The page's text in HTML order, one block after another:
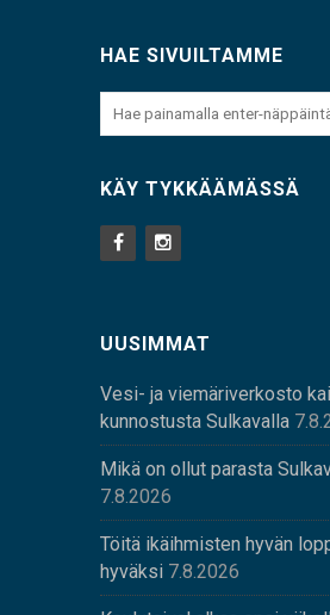
HAE SIVUILTAMME
KÄY TYKKÄÄMÄSSÄ
UUSIMMAT
Vesi- ja viemäriverkosto
kunnostusta Sulkavalla
Mikä on ollut parasta
7.8.2026
Töitä ikäihmisten hyvän
hyväksi 7.8.2026